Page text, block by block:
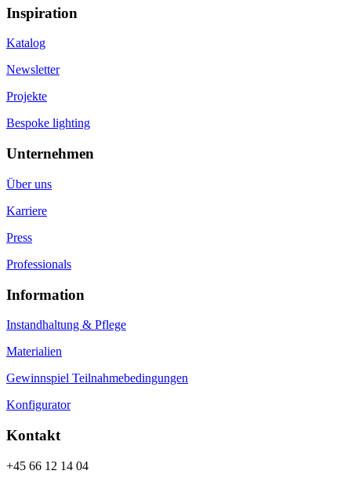
Inspiration
Katalog
Newsletter
Projekte
Bespoke lighting
Unternehmen
Über uns
Karriere
Press
Professionals
Information
Instandhaltung & Pflege
Materialien
Gewinnspiel Teilnahmebedingungen
Konfigurator
Kontakt
+45 66 12 14 04